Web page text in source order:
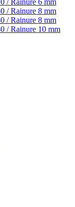
/ Rainure 6 mm
/ Rainure 8 mm
/ Rainure 8 mm
/ Rainure 10 mm